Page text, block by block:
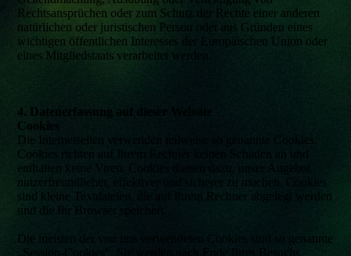
Rechtsansprüchen oder zum Schutz der Rechte einer anderen
natürlichen oder juristischen Person oder aus Gründen eines
wichtigen öffentlichen Interesses der Europäischen Union oder
eines Mitgliedstaats verarbeitet werden.
4. Datenerfassung auf dieser Website
Cookies
Die Internetseiten verwenden teilweise so genannte Cookies.
Cookies richten auf Ihrem Rechner keinen Schaden an und
enthalten keine Viren. Cookies dienen dazu, unser Angebot
nutzerfreundlicher, effektiver und sicherer zu machen. Cookies
sind kleine Textdateien, die auf Ihrem Rechner abgelegt werden
und die Ihr Browser speichert.
Die meisten der von uns verwendeten Cookies sind so genannte